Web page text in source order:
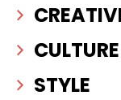
CULTURE
STYLE